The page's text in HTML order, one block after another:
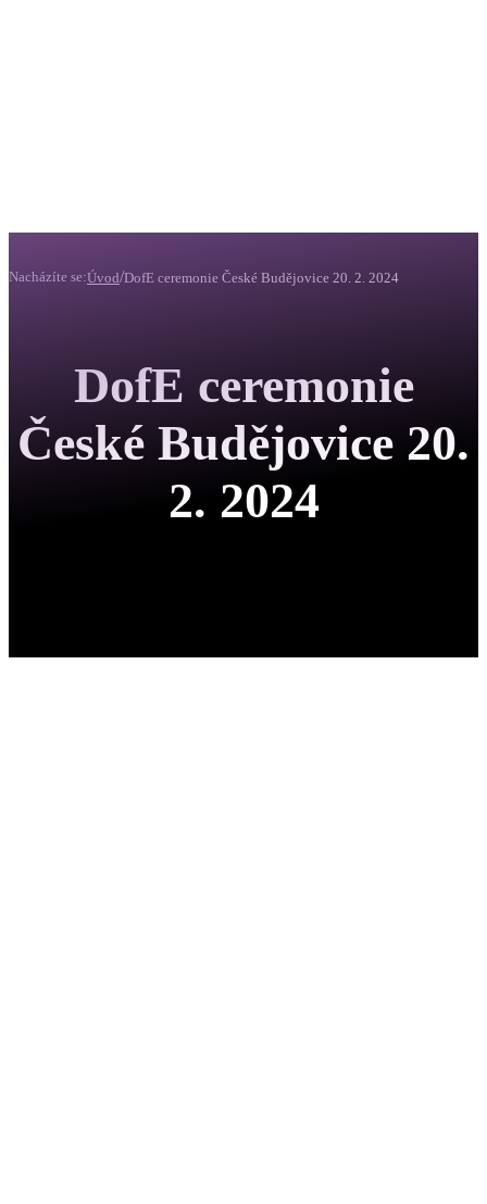
Nacházíte se:Úvod/DofE ceremonie České Budějovice 20. 2. 2024
DofE ceremonie
České Budějovice 20.
2. 2024